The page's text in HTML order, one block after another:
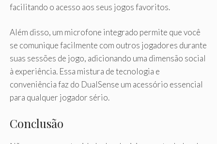
facilitando o acesso aos seus jogos favoritos.
Além disso, um microfone integrado permite que você
se comunique facilmente com outros jogadores durante
suas sessões de jogo, adicionando uma dimensão social
à experiência. Essa mistura de tecnologia e
conveniência faz do DualSense um acessório essencial
para qualquer jogador sério.
Conclusão